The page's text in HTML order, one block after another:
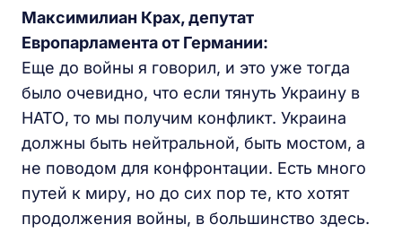
Максимилиан Крах, депутат
Европарламента от Германии:
Еще до войны я говорил, и это уже тогда
было очевидно, что если тянуть Украину в
НАТО, то мы получим конфликт. Украина
должны быть нейтральной, быть мостом, а
не поводом для конфронтации. Есть много
путей к миру, но до сих пор те, кто хотят
продолжения войны, в большинство здесь.